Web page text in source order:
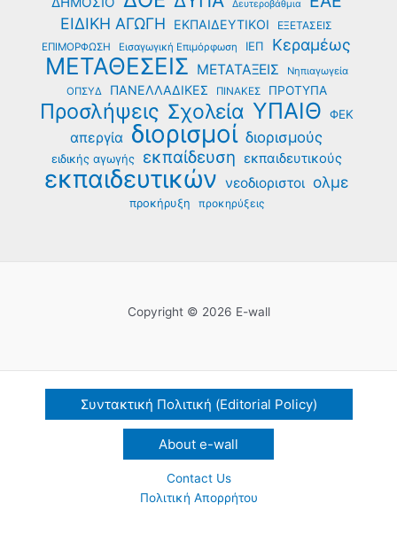
Δευτεροβάθμια
ΕΙΔΙΚΗ ΑΓΩΓΗ ΕΚΠΑΙΔΕΥΤΙΚΟΙ ΕΞΕΤΑΣΕΙΣ
ΕΠΙΜΟΡΦΩΣΗ Εισαγωγική Επιμόρφωση ΙΕΠ Κεραμέως
ΜΕΤΑΘΕΣΕΙΣ ΜΕΤΑΤΑΞΕΙΣ
Νηπιαγωγεία
ΟΠΣΥΔ
ΠΑΝΕΛΛΑΔΙΚΕΣ ΠΙΝΑΚΕΣ ΠΡΟΤΥΠΑ
Προσλήψεις Σχολεία ΥΠΑΙΘ ΦΕΚ
απεργία διορισμοί διορισμούς
ειδικής αγωγής εκπαίδευση εκπαιδευτικούς
εκπαιδευτικών νεοδιοριστοι ολμε
προκήρυξη προκηρύξεις
Copyright © 2026 E-wall
Συντακτική Πολιτική (Editorial Policy)
About e-wall
Contact Us
Πολιτική Απορρήτου